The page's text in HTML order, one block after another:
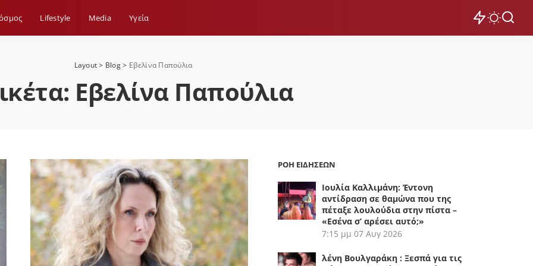
Lifestyle Media Yγεία
Layout> Blog> Εβελίνα Παπούλια
Εβελίνα Παπούλια
ΡΟΗ ΕΙΔΗΣΕΩΝ
Ιουλία Καλλιμάνη: Έντονη
αντίδραση σε θαμώνα που της
πέταξε λουλούδια στην πίστα –
«Εσένα σ’ αρέσει αυτό;»
7:15 μμ 07 Αυγ 2026
λένη Βουλγαράκη : Ξεσπά για τις